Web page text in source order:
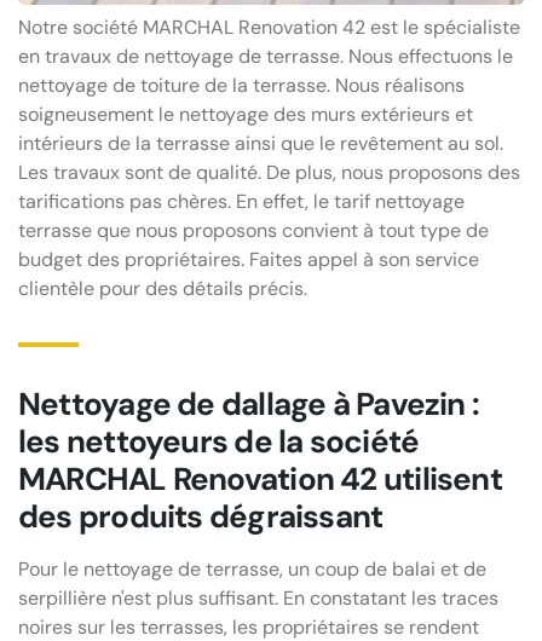
Notre société MARCHAL Renovation 42 est le spécialiste
en travaux de nettoyage de terrasse. Nous effectuons le
nettoyage de toiture de la terrasse. Nous réalisons
soigneusement le nettoyage des murs extérieurs et
intérieurs de la terrasse ainsi que le revêtement au sol.
Les travaux sont de qualité. De plus, nous proposons des
tarifications pas chères. En effet, le tarif nettoyage
terrasse que nous proposons convient à tout type de
budget des propriétaires. Faites appel à son service
clientèle pour des détails précis.
Nettoyage de dallage à Pavezin :
les nettoyeurs de la société
MARCHAL Renovation 42 utilisent
des produits dégraissant
Pour le nettoyage de terrasse, un coup de balai et de
serpillière n'est plus suffisant. En constatant les traces
noires sur les terrasses, les propriétaires se rendent